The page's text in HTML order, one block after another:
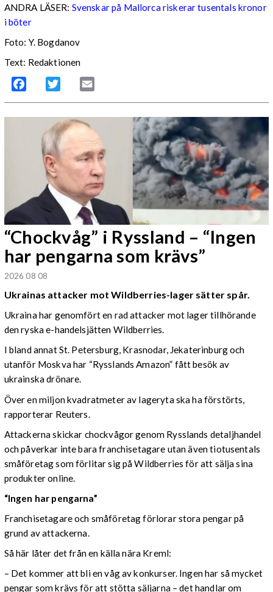
ANDRA LÄSER: Svenskar på Mallorca riskerar tusentals kronor
i böter
Foto: Y. Bogdanov
Text: Redaktionen
Facebook Twitter
“Chockvåg” i Ryssland – “Ingen
har pengarna som krävs”
2026 08 08
Ukrainas attacker mot Wildberries-lager sätter spår.
Ukraina har genomfört en rad attacker mot lager tillhörande
den ryska e-handelsjätten Wildberries.
I bland annat St. Petersburg, Krasnodar, Jekaterinburg och
utanför Moskva har “Rysslands Amazon” fått besök av
ukrainska drönare.
Över en miljon kvadratmeter av lageryta ska ha förstörts,
rapporterar Reuters.
Attackerna skickar chockvågor genom Rysslands detaljhandel
och påverkar inte bara franchisetagare utan även tiotusentals
småföretag som förlitar sig på Wildberries för att sälja sina
produkter online.
“Ingen har pengarna”
Franchisetagare och småföretag förlorar stora pengar på
grund av attackerna.
Så här låter det från en källa nära Kreml:
– Det kommer att bli en våg av konkurser. Ingen har så mycket
pengar som krävs för att stötta säljarna – det handlar om